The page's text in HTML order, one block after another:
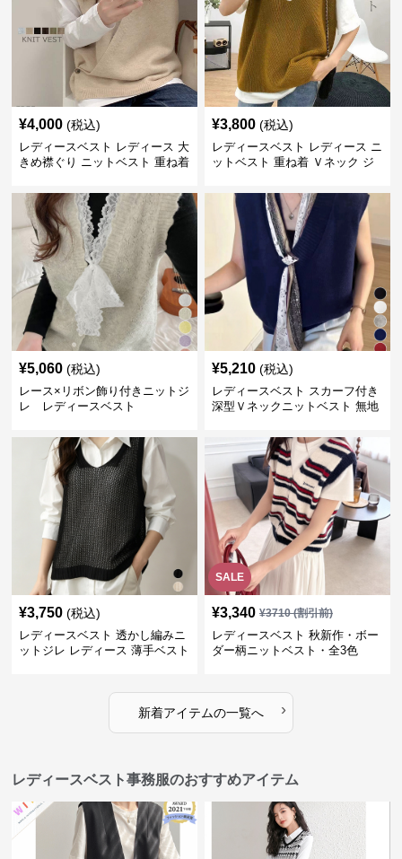
¥4,000 (税込)
レディースベスト レディース 大
きめ襟ぐり ニットベスト 重ね着
¥3,800 (税込)
レディースベスト レディース ニ
ットベスト 重ね着 Ｖネック ジ
¥5,060 (税込)
レース×リボン飾り付きニットジ
レ レディースベスト
¥5,210 (税込)
レディースベスト スカーフ付き
深型Ｖネックニットベスト 無地
¥3,750 (税込)
レディースベスト 透かし編みニ
ットジレ レディース 薄手ベスト
SALE
¥3,340 ¥3710(割引前)
レディースベスト 秋新作・ボー
ダー柄ニットベスト・全3色
新着アイテムの一覧へ ›
レディースベスト事務服のおすすめアイテム